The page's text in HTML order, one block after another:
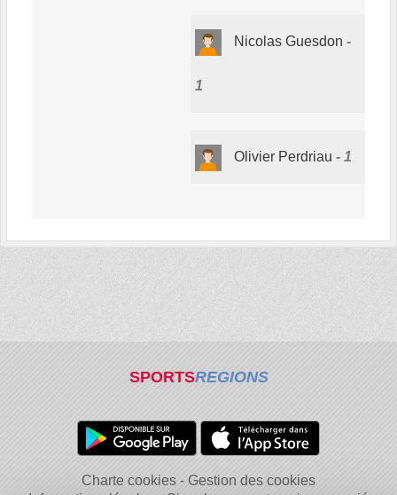
Nicolas Guesdon
1
Olivier Perdriau 1
SPORTSREGIONS
Charte cookies
Gestion des cookies